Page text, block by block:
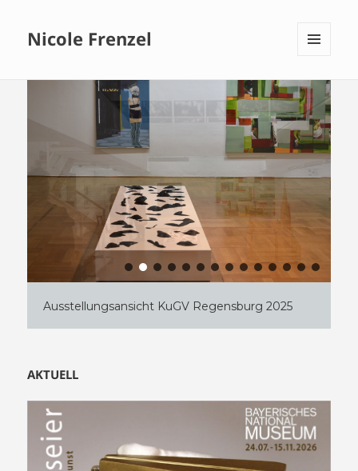
Nicole Frenzel
WIDGETS
Ausstellungsansicht KuGV Regensburg 2025
AKTUELL